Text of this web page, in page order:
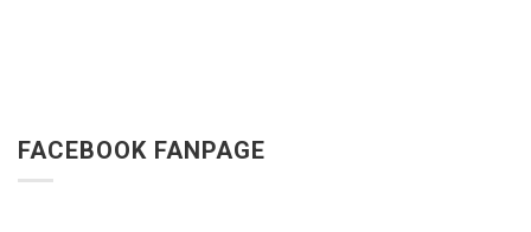
FACEBOOK FANPAGE